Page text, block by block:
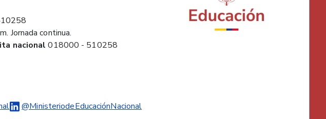
Jornada continua.
nacional 018000 - 510258
@MinisteriodeEducaciónNacional